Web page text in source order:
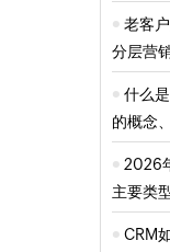
老客
分层营
什么
的概念
2026
主要类
CRM